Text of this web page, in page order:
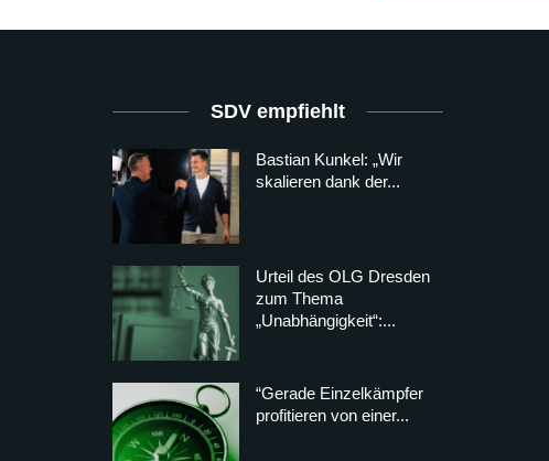
SDV empfiehlt
Bastian Kunkel: „Wir
skalieren dank der...
Urteil des OLG Dresden
zum Thema
„Unabhängigkeit“:...
“Gerade Einzelkämpfer
profitieren von einer...